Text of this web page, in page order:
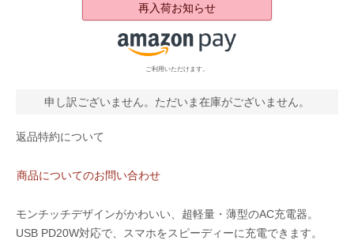
再入荷お知らせ
ご利用いただけます。
申し訳ございません。ただいま在庫がございません。
返品特約について
商品についてのお問い合わせ
モンチッチデザインがかわいい、超軽量・薄型のAC充電器。
USB PD20W対応で、スマホをスピーディーに充電できます。